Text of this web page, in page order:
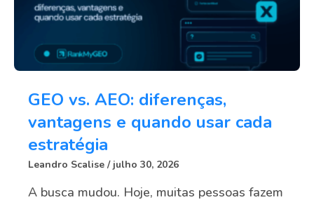
GEO vs. AEO: diferenças,
vantagens e quando usar cada
estratégia
Leandro Scalise julho 30, 2026
A busca mudou. Hoje, muitas pessoas fazem